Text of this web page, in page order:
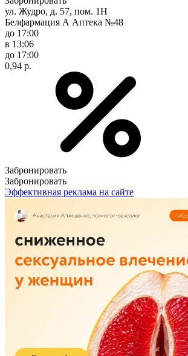
ул. Жудро, д. 57, пом. 1Н
Белфармация А Аптека №48
до 17:00
в 13:06
до 17:00
0,94 р.
Забронировать
Забронировать
Эффективная реклама на сайте